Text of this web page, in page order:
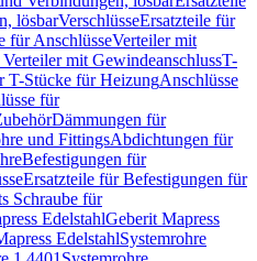
lösbarVerschlüsseErsatzteile für
für AnschlüsseVerteiler mit
mit GewindeanschlussT-
T-Stücke für HeizungAnschlüsse
für
Dämmungen für
und FittingsAbdichtungen für
Befestigungen für
Ersatzteile für Befestigungen für
Schraube für
EdelstahlGeberit Mapress
EdelstahlSystemrohre